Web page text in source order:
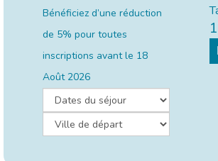
Bénéficiez d’une réduction
de 5% pour toutes
inscriptions avant le 18
Août 2026